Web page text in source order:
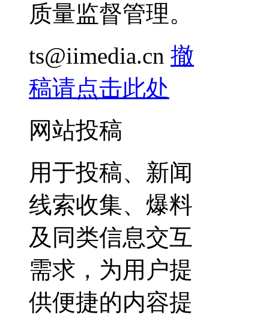
质量监督管理。
ts@iimedia.cn 撤
稿请点击此处
网站投稿
用于投稿、新闻
线索收集、爆料
及同类信息交互
需求，为用户提
供便捷的内容提